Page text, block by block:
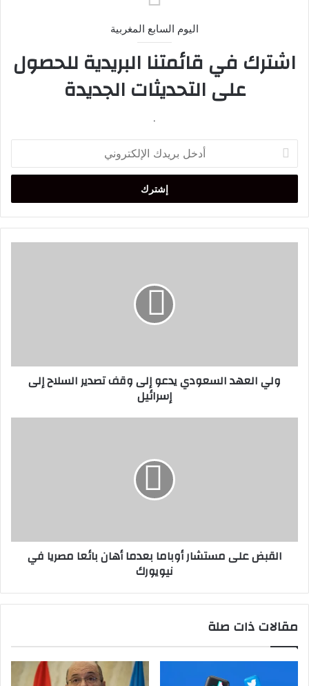
اليوم السابع المغربية
اشترك في قائمتنا البريدية للحصول
على التحديثات الجديدة
.
بريدك
الإلكتروني
إلى
إسرائيلولي العهد السعودي يدعو إلى وقف تصدير السلاح إلى
إسرائيل
في
نيويوركالقبض على مستشار أوباما بعدما أهان بائعا مصريا في
نيويورك
مقالات ذات صلة